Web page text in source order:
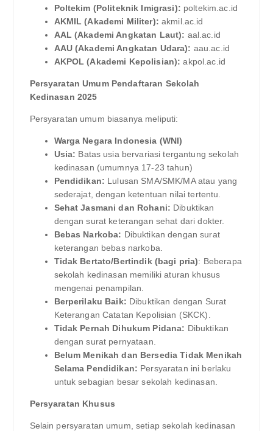
Poltekim (Politeknik Imigrasi): poltekim.ac.id
AKMIL (Akademi Militer): akmil.ac.id
AAL (Akademi Angkatan Laut): aal.ac.id
AAU (Akademi Angkatan Udara): aau.ac.id
AKPOL (Akademi Kepolisian): akpol.ac.id
Persyaratan Umum Pendaftaran Sekolah
Kedinasan 2025
Persyaratan umum biasanya meliputi:
Warga Negara Indonesia (WNI)
Usia: Batas usia bervariasi tergantung sekolah
kedinasan (umumnya 17-23 tahun)
Pendidikan: Lulusan SMA/SMK/MA atau yang
sederajat, dengan ketentuan nilai tertentu.
Sehat Jasmani dan Rohani: Dibuktikan
dengan surat keterangan sehat dari dokter.
Bebas Narkoba: Dibuktikan dengan surat
keterangan bebas narkoba.
Tidak Bertato/Bertindik (bagi pria): Beberapa
sekolah kedinasan memiliki aturan khusus
mengenai penampilan.
Berperilaku Baik: Dibuktikan dengan Surat
Keterangan Catatan Kepolisian (SKCK).
Tidak Pernah Dihukum Pidana: Dibuktikan
dengan surat pernyataan.
Belum Menikah dan Bersedia Tidak Menikah
Selama Pendidikan: Persyaratan ini berlaku
untuk sebagian besar sekolah kedinasan.
Persyaratan Khusus
Selain persyaratan umum, setiap sekolah kedinasan